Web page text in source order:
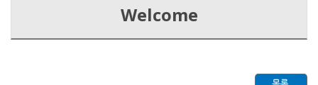
Welcome